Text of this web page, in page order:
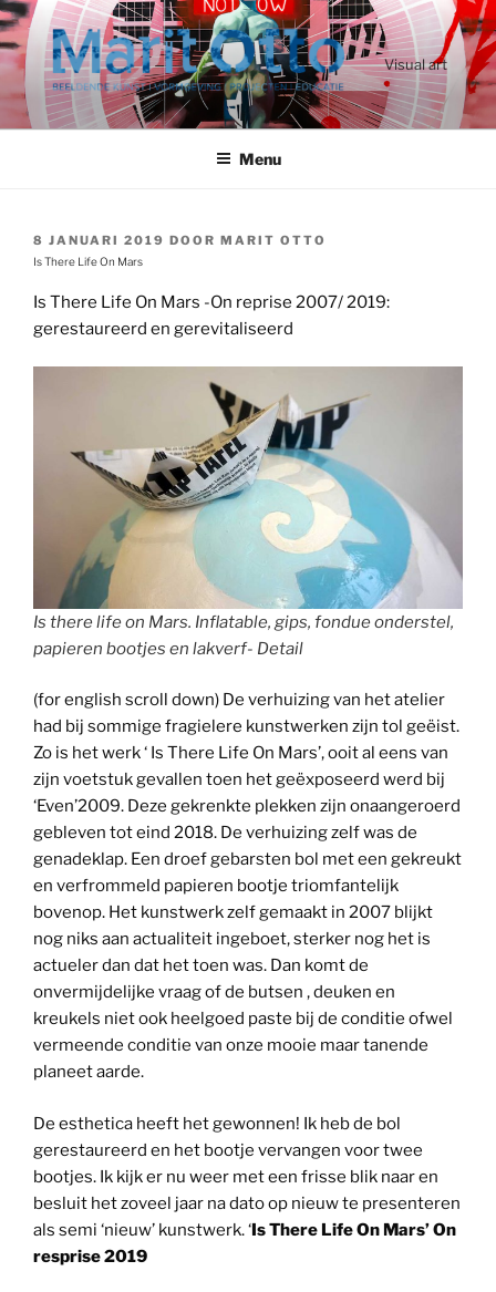
Ga
naar
de
inhoud
Visual art
Menu
GEPLAATST
OP
8 JANUARI 2019 DOOR MARIT OTTO
Is There Life On Mars
Is There Life On Mars -On reprise 2007/ 2019:
gerestaureerd en gerevitaliseerd
Is there life on Mars. Inflatable, gips, fondue onderstel,
papieren bootjes en lakverf- Detail
(for english scroll down) De verhuizing van het atelier
had bij sommige fragielere kunstwerken zijn tol geëist.
Zo is het werk ‘ Is There Life On Mars’, ooit al eens van
zijn voetstuk gevallen toen het geëxposeerd werd bij
‘Even’2009. Deze gekrenkte plekken zijn onaangeroerd
gebleven tot eind 2018. De verhuizing zelf was de
genadeklap. Een droef gebarsten bol met een gekreukt
en verfrommeld papieren bootje triomfantelijk
bovenop. Het kunstwerk zelf gemaakt in 2007 blijkt
nog niks aan actualiteit ingeboet, sterker nog het is
actueler dan dat het toen was. Dan komt de
onvermijdelijke vraag of de butsen , deuken en
kreukels niet ook heelgoed paste bij de conditie ofwel
vermeende conditie van onze mooie maar tanende
planeet aarde.
De esthetica heeft het gewonnen! Ik heb de bol
gerestaureerd en het bootje vervangen voor twee
bootjes. Ik kijk er nu weer met een frisse blik naar en
besluit het zoveel jaar na dato op nieuw te presenteren
als semi ‘nieuw’ kunstwerk. ‘Is There Life On Mars’ On
resprise 2019